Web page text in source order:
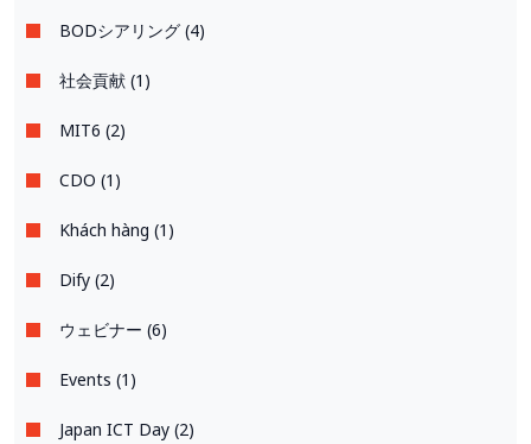
BODシアリング (4)
社会貢献 (1)
MIT6 (2)
CDO (1)
Khách hàng (1)
Dify (2)
ウェビナー (6)
Events (1)
Japan ICT Day (2)